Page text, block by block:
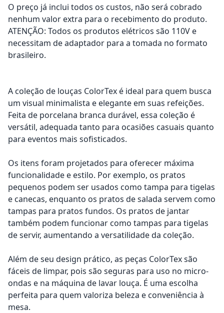
O preço já inclui todos os custos, não será cobrado
nenhum valor extra para o recebimento do produto.
ATENÇÃO: Todos os produtos elétricos são 110V e
necessitam de adaptador para a tomada no formato
brasileiro.
A coleção de louças ColorTex é ideal para quem busca
um visual minimalista e elegante em suas refeições.
Feita de porcelana branca durável, essa coleção é
versátil, adequada tanto para ocasiões casuais quanto
para eventos mais sofisticados.
Os itens foram projetados para oferecer máxima
funcionalidade e estilo. Por exemplo, os pratos
pequenos podem ser usados como tampa para tigelas
e canecas, enquanto os pratos de salada servem como
tampas para pratos fundos. Os pratos de jantar
também podem funcionar como tampas para tigelas
de servir, aumentando a versatilidade da coleção.
Além de seu design prático, as peças ColorTex são
fáceis de limpar, pois são seguras para uso no micro-
ondas e na máquina de lavar louça. É uma escolha
perfeita para quem valoriza beleza e conveniência à
mesa.